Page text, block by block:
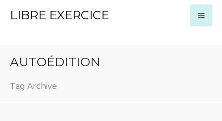
LIBRE EXERCICE
AUTOÉDITION
Tag Archive